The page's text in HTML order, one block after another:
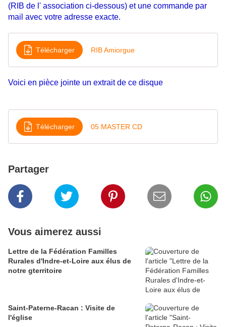
(RIB de l' association ci-dessous) et une commande par
mail avec votre adresse exacte.
Télécharger RIB Amiorgue
Voici en pièce jointe un extrait de ce disque
Télécharger 05 MASTER CD
Partager
Vous aimerez aussi
Lettre de la Fédération Familles
Rurales d'Indre-et-Loire aux élus de
notre gterritoire
Saint-Paterne-Racan : Visite de
l'église